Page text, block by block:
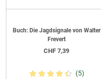
Buch: Die Jagdsignale von Walter
Frevert
CHF 7,39
(5)